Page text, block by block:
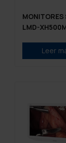
MONITORES
LMD-
Leer